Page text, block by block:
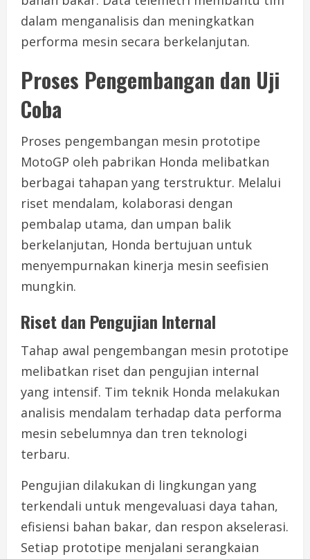
dalam menganalisis dan meningkatkan
performa mesin secara berkelanjutan.
Proses Pengembangan dan Uji
Coba
Proses pengembangan mesin prototipe
MotoGP oleh pabrikan Honda melibatkan
berbagai tahapan yang terstruktur. Melalui
riset mendalam, kolaborasi dengan
pembalap utama, dan umpan balik
berkelanjutan, Honda bertujuan untuk
menyempurnakan kinerja mesin seefisien
mungkin.
Riset dan Pengujian Internal
Tahap awal pengembangan mesin prototipe
melibatkan riset dan pengujian internal
yang intensif. Tim teknik Honda melakukan
analisis mendalam terhadap data performa
mesin sebelumnya dan tren teknologi
terbaru.
Pengujian dilakukan di lingkungan yang
terkendali untuk mengevaluasi daya tahan,
efisiensi bahan bakar, dan respon akselerasi.
Setiap prototipe menjalani serangkaian